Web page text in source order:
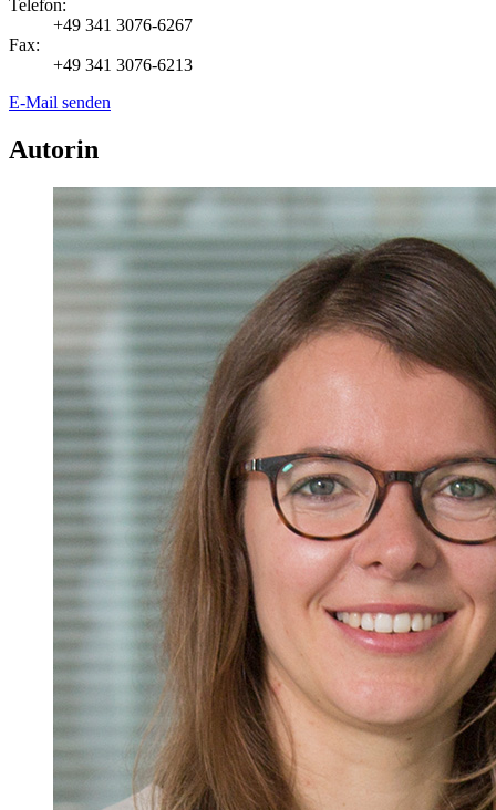
Telefon:
+49 341 3076-6267
Fax:
+49 341 3076-6213
E-Mail senden
Autorin